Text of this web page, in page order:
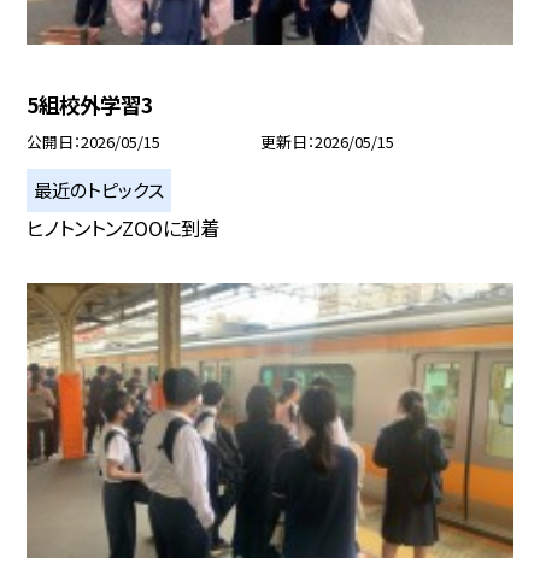
5組校外学習3
公開日 2026/05/15 更新日 2026/05/15
最近のトピックス
ヒノトントンZOOに到着